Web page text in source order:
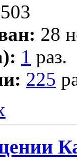
28
1 раз.
225